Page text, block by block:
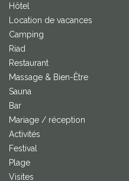
Hôtel
Location de vacances
Camping
Riad
Restaurant
Massage & Bien-Être
Sauna
Bar
Mariage / réception
Activités
Festival
Plage
Visites